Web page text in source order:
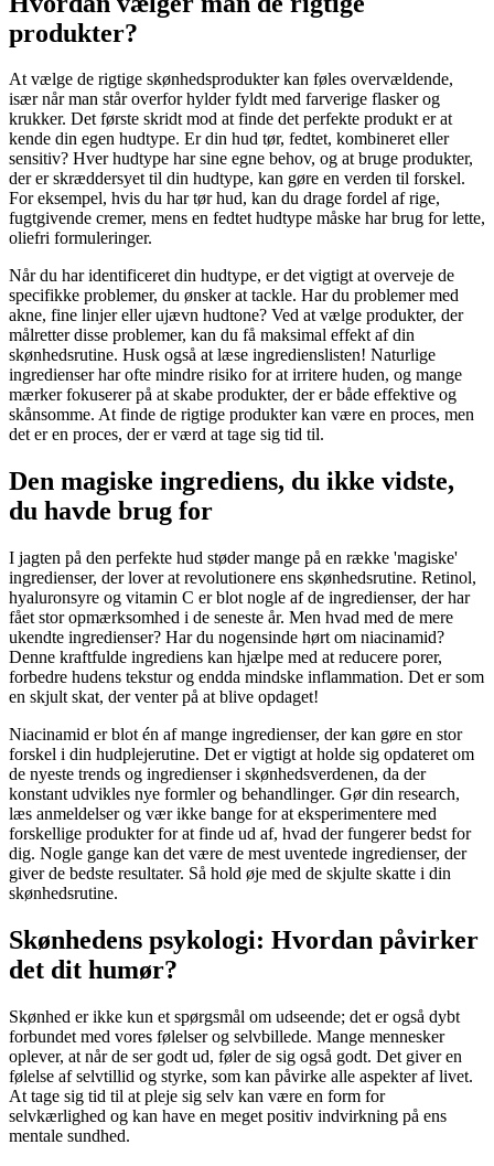
produkter?
At vælge de rigtige skønhedsprodukter kan føles overvældende,
især når man står overfor hylder fyldt med farverige flasker og
krukker. Det første skridt mod at finde det perfekte produkt er at
kende din egen hudtype. Er din hud tør, fedtet, kombineret eller
sensitiv? Hver hudtype har sine egne behov, og at bruge produkter,
der er skræddersyet til din hudtype, kan gøre en verden til forskel.
For eksempel, hvis du har tør hud, kan du drage fordel af rige,
fugtgivende cremer, mens en fedtet hudtype måske har brug for lette,
oliefri formuleringer.
Når du har identificeret din hudtype, er det vigtigt at overveje de
specifikke problemer, du ønsker at tackle. Har du problemer med
akne, fine linjer eller ujævn hudtone? Ved at vælge produkter, der
målretter disse problemer, kan du få maksimal effekt af din
skønhedsrutine. Husk også at læse ingredienslisten! Naturlige
ingredienser har ofte mindre risiko for at irritere huden, og mange
mærker fokuserer på at skabe produkter, der er både effektive og
skånsomme. At finde de rigtige produkter kan være en proces, men
det er en proces, der er værd at tage sig tid til.
Den magiske ingrediens, du ikke vidste,
du havde brug for
I jagten på den perfekte hud støder mange på en række 'magiske'
ingredienser, der lover at revolutionere ens skønhedsrutine. Retinol,
hyaluronsyre og vitamin C er blot nogle af de ingredienser, der har
fået stor opmærksomhed i de seneste år. Men hvad med de mere
ukendte ingredienser? Har du nogensinde hørt om niacinamid?
Denne kraftfulde ingrediens kan hjælpe med at reducere porer,
forbedre hudens tekstur og endda mindske inflammation. Det er som
en skjult skat, der venter på at blive opdaget!
Niacinamid er blot én af mange ingredienser, der kan gøre en stor
forskel i din hudplejerutine. Det er vigtigt at holde sig opdateret om
de nyeste trends og ingredienser i skønhedsverdenen, da der
konstant udvikles nye formler og behandlinger. Gør din research,
læs anmeldelser og vær ikke bange for at eksperimentere med
forskellige produkter for at finde ud af, hvad der fungerer bedst for
dig. Nogle gange kan det være de mest uventede ingredienser, der
giver de bedste resultater. Så hold øje med de skjulte skatte i din
skønhedsrutine.
Skønhedens psykologi: Hvordan påvirker
det dit humør?
Skønhed er ikke kun et spørgsmål om udseende; det er også dybt
forbundet med vores følelser og selvbillede. Mange mennesker
oplever, at når de ser godt ud, føler de sig også godt. Det giver en
følelse af selvtillid og styrke, som kan påvirke alle aspekter af livet.
At tage sig tid til at pleje sig selv kan være en form for
selvkærlighed og kan have en meget positiv indvirkning på ens
mentale sundhed.